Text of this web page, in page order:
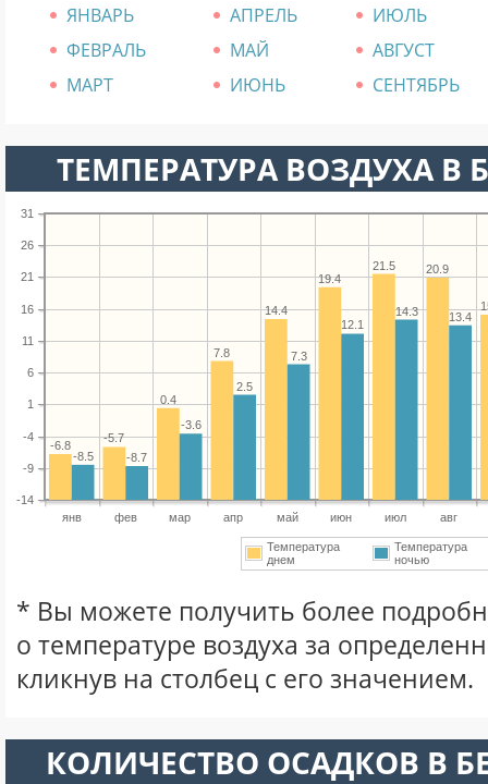
ЯНВАРЬ АПРЕЛЬ
ИЮЛЬ
ФЕВРАЛЬ
МАЙ
АВГУСТ
МАРТ
ИЮНЬ СЕНТЯБРЬ
ТЕМПЕРАТУРА ВОЗДУХА В
янв фев мар апр май июн июл авг
-14
-9
-4
1
6
11
16
21
26
31
20.9
21.5
19.4
14.4
7.8
0.4
-5.7
-6.8
13.4
14.3
12.1
7.3
2.5
-3.6
-8.7
-8.5
Температура
днем
Температура
ночью
* Вы можете получить более
о температуре воздуха за
кликнув на столбец с его значением.
КОЛИЧЕСТВО ОСАДКОВ В